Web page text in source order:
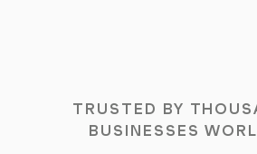
TRUSTED BY
BUSINESSES